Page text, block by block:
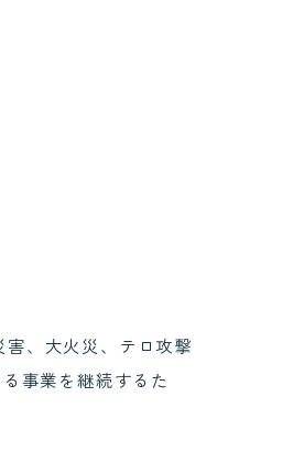
、大火災、テロ攻撃
事業を継続するた